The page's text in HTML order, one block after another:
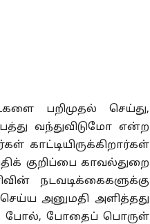
பறிமுதல் செய்து,
வந்துவிடுமோ என்ற
காட்டியிருக்கிறார்கள்
குறிப்பை காவல்துறை
நடவடிக்கைகளுக்கு
அனுமதி அளித்தது
போல், போதைப் பொருள்